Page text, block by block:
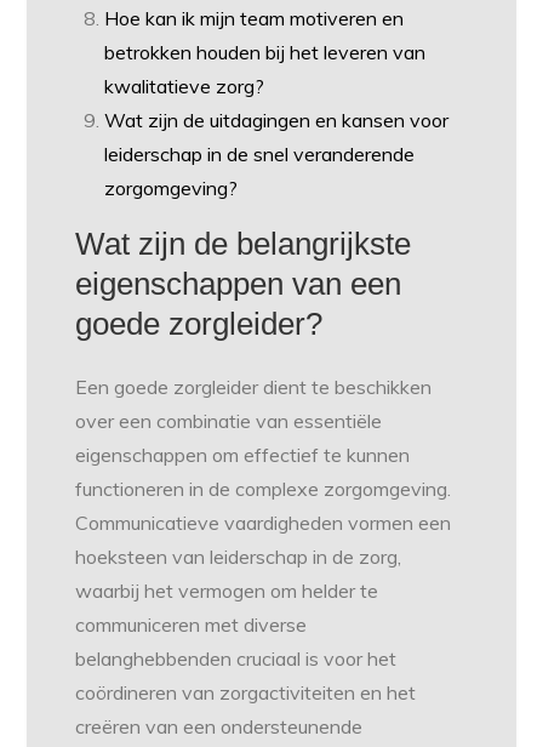
Hoe kan ik mijn team motiveren en
betrokken houden bij het leveren van
kwalitatieve zorg?
Wat zijn de uitdagingen en kansen voor
leiderschap in de snel veranderende
zorgomgeving?
Wat zijn de belangrijkste
eigenschappen van een
goede zorgleider?
Een goede zorgleider dient te beschikken
over een combinatie van essentiële
eigenschappen om effectief te kunnen
functioneren in de complexe zorgomgeving.
Communicatieve vaardigheden vormen een
hoeksteen van leiderschap in de zorg,
waarbij het vermogen om helder te
communiceren met diverse
belanghebbenden cruciaal is voor het
coördineren van zorgactiviteiten en het
creëren van een ondersteunende